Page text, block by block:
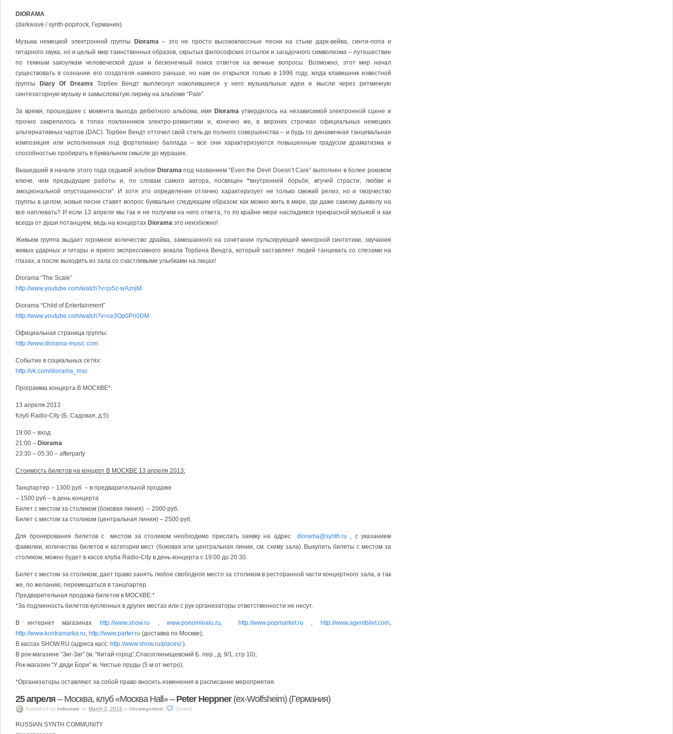
DIORAMA
(darkwave / synth-pop/rock, Германия)
Музыка немецкой электронной группы Diorama– это не просто высококлассные песни на стыке дарк-вейва, синти-попа и
гитарного звука, но и целый мир таинственных образов, скрытых философских отсылок и загадочного символизма – путешествие
по темным закоулкам человеческой души и бесконечный поиск ответов на вечные вопросы. Возможно, этот мир начал
существовать в сознании его создателя намного раньше, но нам он открылся только в 1996 году, когда клавишник известной
группы Diary Of Dreams Торбен Вендт выплеснул накопившиеся у него музыкальные идеи и мысли через ритмичную
синтезаторную музыку и замысловатую лирику на альбоме “Pale”.
За время, прошедшее с момента выхода дебютного альбома, имя Diorama утвердилось на независимой электронной сцене и
прочно закрепилось в топах поклонников электро-романтики и, конечно же, в верхних строчках официальных немецких
альтернативных чартов (DAC). Торбен Вендт отточил свой стиль до полного совершенства – и будь то динамичная танцевальная
композиция или исполненная под фортепиано баллада – все они характеризуются повышенным градусом драматизма и
способностью пробирать в буквальном смысле до мурашек.
Вышедший в начале этого года седьмой альбом Dioramaпод названием “Even the Devil Doesn’t Care” выполнен в более роковом
ключе, чем предыдущие работы и, по словам самого автора, посвящен “внутренней борьбе, жгучей страсти, любви и
эмоциональной опустошенности”. И хотя это определение отлично характеризует не только свежий релиз, но и творчество
группы в целом, новые песни ставят вопрос буквально следующим образом: как можно жить в мире, где даже самому дьяволу на
все наплевать? И если 13 апреля мы так и не получим на него ответа, то по крайне мере насладимся прекрасной музыкой и как
всегда от души потанцуем, ведь на концертах Diorama это неизбежно!
Живьем группа выдает огромное количество драйва, замешанного на сочетании пульсирующей минорной синтетики, звучания
живых ударных и гитары и яркого экспрессивного вокала Торбена Вендта, который заставляет людей танцевать со слезами на
глазах, а после выходить из зала со счастливыми улыбками на лицах!
Diorama “The Scale”
http://www.youtube.com/watch?v=js5z-wAznjM
Diorama “Child of Entertainment”
http://www.youtube.com/watch?v=ce3Op0Pn0DM
Официальная страница группы:
http://www.diorama-music.com
Событие в социальных сетях:
http://vk.com/diorama_msc
Программа концерта В МОСКВЕ*:
13 апреля 2013
Клуб Radio-City (Б. Садовая, д.5)
19:00 – вход
21:00 – Diorama
23:30 – 05:30 – afterparty
Стоимость билетов на концерт В МОСКВЕ 13 апреля 2013:
Танцпартер – 1300 руб – в предварительной продаже
– 1500 руб – в день концерта
Билет с местом за столиком (боковая линия) – 2000 руб.
Билет с местом за столиком (центральная линия) – 2500 руб.
Для бронирования билетов с местом за столиком необходимо прислать заявку на адресdiorama@synth.ru , с указанием
фамилии, количества билетов и категории мест (боковая или центральная линии, см. схему зала). Выкупить билеты с местом за
столиком, можно будет в кассе клуба Radio-City в день концерта с 19:00 до 20:30.
Билет с местом за столиком, дает право занять любое свободное место за столиком в ресторанной части концертного зала, а так
же, по желанию, перемещаться в танцпартер.
Предварительная продажа билетов в МОСКВЕ:*
*За подлинность билетов купленных в других местах или с рук организаторы ответственности не несут.
В интернет магазинах http://www.show.ru ,www.ponominalu.ru, http://www.popmarket.ru , http://www.agentbilet.com,
http://www.kontramarka.ru, http://www.parter.ru (доставка по Москве);
В кассах SHOW.RU (адреса касс: http://www.show.ru/places/).
В рок-магазине “Зиг-Заг” (м. “Китай-город”,Спасоглинищевский Б. пер., д. 9/1, стр 10);
Рок-магазин “У дяди Бори” м. Чистые пруды (5 м от метро).
*Организаторы оставляют за собой право вносить изменения в расписание мероприятия.
25 апреля – Москва, клуб «Москва Hall» – Peter Heppner(ex-Wolfsheim) (Германия)
Published by indiestate on March 2, 2013 in Uncategorized Closed
RUSSIAN SYNTH COMMUNITY